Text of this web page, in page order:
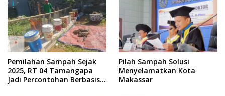
Pemilahan Sampah Sejak
2025, RT 04 Tamangapa
Jadi Percontohan Berbasis
Pilah Sampah Solusi
Menyelamatkan Kota
Makassar